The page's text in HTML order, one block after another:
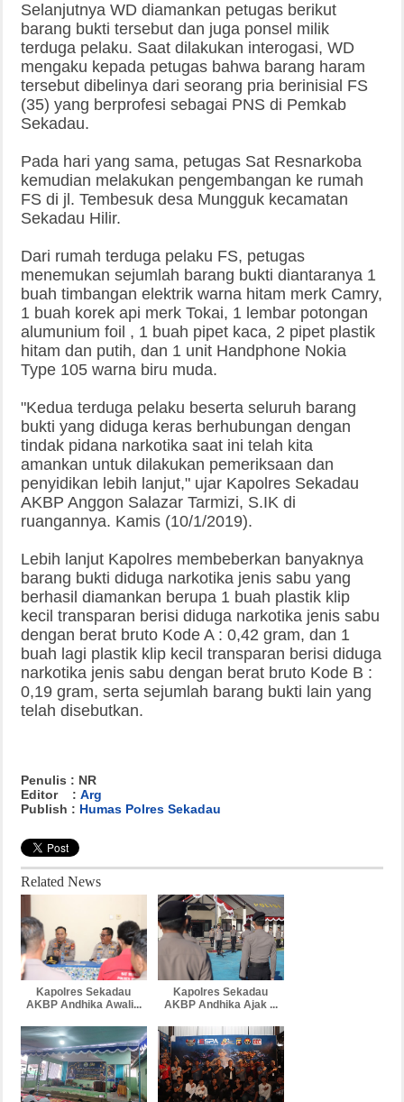
Selanjutnya WD diamankan petugas berikut
barang bukti tersebut dan juga ponsel milik
terduga pelaku. Saat dilakukan interogasi, WD
mengaku kepada petugas bahwa barang haram
tersebut dibelinya dari seorang pria berinisial FS
(35) yang berprofesi sebagai PNS di Pemkab
Sekadau.
Pada hari yang sama, petugas Sat Resnarkoba
kemudian melakukan pengembangan ke rumah
FS di jl. Tembesuk desa Mungguk kecamatan
Sekadau Hilir.
Dari rumah terduga pelaku FS, petugas
menemukan sejumlah barang bukti diantaranya 1
buah timbangan elektrik warna hitam merk Camry,
1 buah korek api merk Tokai, 1 lembar potongan
alumunium foil , 1 buah pipet kaca, 2 pipet plastik
hitam dan putih, dan 1 unit Handphone Nokia
Type 105 warna biru muda.
"Kedua terduga pelaku beserta seluruh barang
bukti yang diduga keras berhubungan dengan
tindak pidana narkotika saat ini telah kita
amankan untuk dilakukan pemeriksaan dan
penyidikan lebih lanjut," ujar Kapolres Sekadau
AKBP Anggon Salazar Tarmizi, S.IK di
ruangannya. Kamis (10/1/2019).
Lebih lanjut Kapolres membeberkan banyaknya
barang bukti diduga narkotika jenis sabu yang
berhasil diamankan berupa 1 buah plastik klip
kecil transparan berisi diduga narkotika jenis sabu
dengan berat bruto Kode A : 0,42 gram, dan 1
buah lagi plastik klip kecil transparan berisi diduga
narkotika jenis sabu dengan berat bruto Kode B :
0,19 gram, serta sejumlah barang bukti lain yang
telah disebutkan.
Penulis : NR
Editor : Arg
Publish : Humas Polres Sekadau
Related News
Kapolres Sekadau
AKBP Andhika Awali...
Kapolres Sekadau
AKBP Andhika Ajak ...